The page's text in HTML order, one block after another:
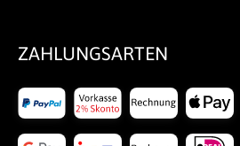
ZAHLUNGSARTEN